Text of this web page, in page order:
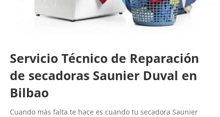
Servicio Técnico de Reparación
de secadoras Saunier Duval en
Bilbao
Cuando más falta te hace es cuando tu secadora Saunier